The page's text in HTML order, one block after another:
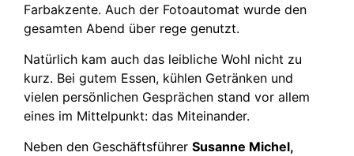
Farbakzente. Auch der Fotoautomat wurde den
gesamten Abend über rege genutzt.
Natürlich kam auch das leibliche Wohl nicht zu
kurz. Bei gutem Essen, kühlen Getränken und
vielen persönlichen Gesprächen stand vor allem
eines im Mittelpunkt: das Miteinander.
Neben den Geschäftsführer Susanne Michel,